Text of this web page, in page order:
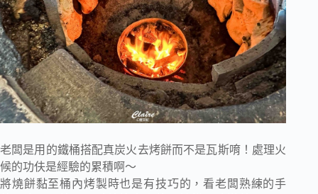
老闆是用的鐵桶搭配真炭火去烤餅而不是瓦斯唷！處理火
候的功伕是經驗的累積啊～
將燒餅黏至桶內烤製時也是有技巧的，看老闆熟練的手